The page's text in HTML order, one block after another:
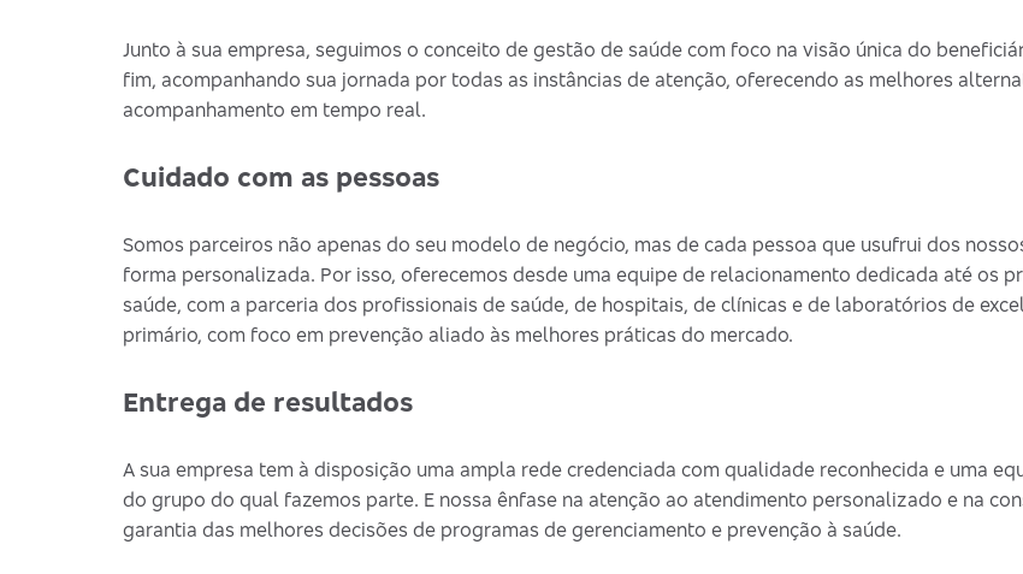
Junto à sua empresa, seguimos o conceito de gestão de saúde com foco na visão única do
fim, acompanhando sua jornada por todas as instâncias de atenção, oferecendo as melhores
acompanhamento em tempo real.
Cuidado com as pessoas
Somos parceiros não apenas do seu modelo de negócio, mas de cada pessoa que usufrui dos
forma personalizada. Por isso, oferecemos desde uma equipe de relacionamento dedicada até os
saúde, com a parceria dos profissionais de saúde, de hospitais, de clínicas e de laboratórios de
primário, com foco em prevenção aliado às melhores práticas do mercado.
Entrega de resultados
A sua empresa tem à disposição uma ampla rede credenciada com qualidade reconhecida e uma
do grupo do qual fazemos parte. E nossa ênfase na atenção ao atendimento personalizado e na
garantia das melhores decisões de programas de gerenciamento e prevenção à saúde.